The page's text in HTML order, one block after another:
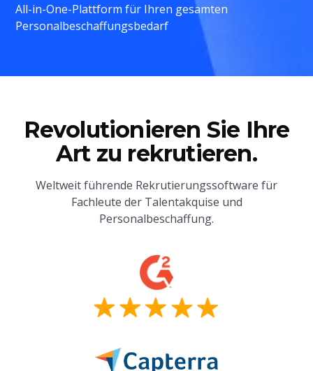
All-in-One-Plattform für Ihren gesamten
Personalbeschaffungsbedarf
Revolutionieren Sie Ihre
Art zu rekrutieren.
Weltweit führende Rekrutierungssoftware für
Fachleute der Talentakquise und
Personalbeschaffung.